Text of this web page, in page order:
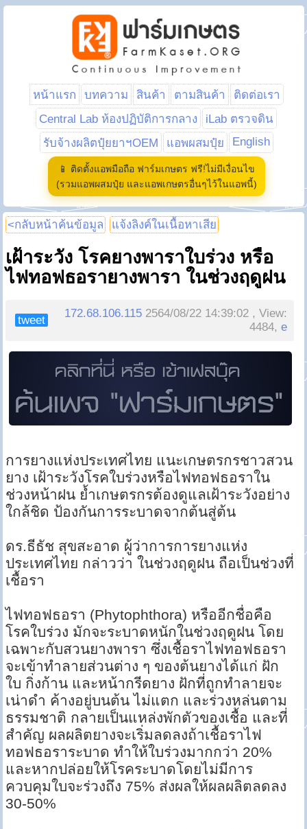
หน้าแรก บทความ สินค้า ตามสินค้า
ติดต่อเรา
Central Lab ห้องปฏิบัติการกลาง
iLab ตรวจดิน
รับจ้างผลิตปุ๋ยยาฯOEM
แอพผสมปุ๋ย English
📱 ติดตั้งแอพมือถือ ฟาร์มเกษตร ฟรี!ไม่มีเงื่อนไข
(รวมแอพผสมปุ๋ย และแอพเกษตรอื่นๆไว้ในแอพนี้)
<กลับหน้าค้นข้อมูล แจ้งลิงค์ในเนื้อหาเสีย
เฝ้าระวัง โรคยางพาราใบร่วง หรือ
ไฟทอฟธอรายางพารา ในช่วงฤดูฝน
tweet
172.68.106.115 2564/08/22 14:39:02 , View:
4484,e
การยางแห่งประเทศไทย แนะเกษตรกรชาวสวน
ยาง เฝ้าระวังโรคใบร่วงหรือไฟทอฟธอราใน
ช่วงหน้าฝน ย้ำเกษตรกรต้องดูแลเฝ้าระวังอย่าง
ใกล้ชิด ป้องกันการระบาดจากต้นสู่ต้น
ดร.ธีธัช สุขสะอาด ผู้ว่าการการยางแห่ง
ประเทศไทย กล่าวว่า ในช่วงฤดูฝน ถือเป็นช่วงที่
เชื้อรา
ไฟทอฟธอรา (Phytophthora) หรืออีกชื่อคือ
โรคใบร่วง มักจะระบาดหนักในช่วงฤดูฝน โดย
เฉพาะกับสวนยางพารา ซึ่งเชื้อราไฟทอฟธอรา
จะเข้าทำลายส่วนต่าง ๆ ของต้นยางได้แก่ ฝัก
ใบ กิ่งก้าน และหน้ากรีดยาง ฝักที่ถูกทำลายจะ
เน่าดำ ค้างอยู่บนต้น ไม่แตก และร่วงหล่นตาม
ธรรมชาติ กลายเป็นแหล่งพักตัวของเชื้อ และที่
สำคัญ ผลผลิตยางจะเริ่มลดลงถ้าเชื้อราไฟ
ทอฟธอราระบาด ทำให้ใบร่วงมากกว่า 20%
และหากปล่อยให้โรคระบาดโดยไม่มีการ
ควบคุมใบจะร่วงถึง 75% ส่งผลให้ผลผลิตลดลง
30-50%